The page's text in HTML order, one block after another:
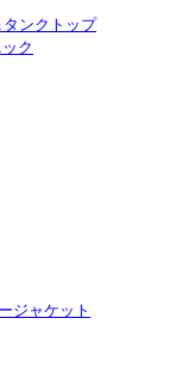
ンクトップ
ク
ジャケット